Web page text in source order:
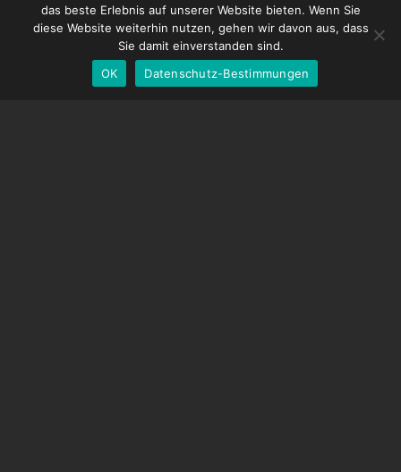
DMC-32
EOS LV-Korrekturkappe
das beste Erlebnis auf unserer Website bieten. Wenn Sie
diese Website weiterhin nutzen, gehen wir davon aus, dass
Sie damit einverstanden sind.
OK
Datenschutz-Bestimmungen
German
English
Spanish